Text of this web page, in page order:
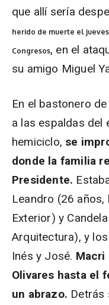
que allí sería
herido de muerte el
Congresos, en el
su amigo Miguel
En el bastonero
a las espaldas del
hemiciclo, se
donde la familia
Presidente.
Leandro (26
Exterior) y
Arquitectura), y
Inés y José. Macri
Olivares hasta el
un abrazo. Detrás